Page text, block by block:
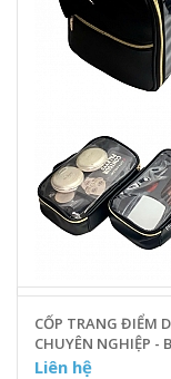
CỐP TRANG ĐIỂM
CHUYÊN NGHIỆP -
Liên hệ